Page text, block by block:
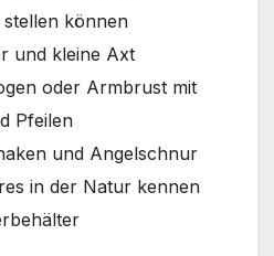
stellen können
und kleine Axt
oder Armbrust mit
Pfeilen
und Angelschnur
in der Natur kennen